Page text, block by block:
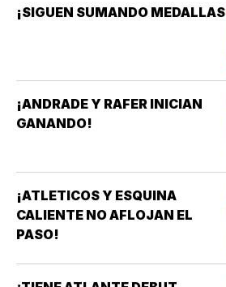
¡SIGUEN SUMANDO MEDALLAS
¡ANDRADE Y RAFER INICIAN
GANANDO!
¡ATLETICOS Y ESQUINA
CALIENTE NO AFLOJAN EL
PASO!